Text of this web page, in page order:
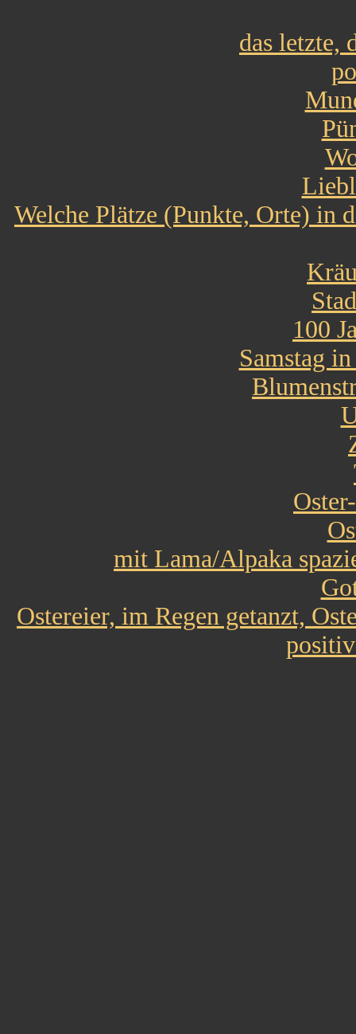
das letzte,
Welche Plätze (Punkte, Orte) in
100
Samstag
mit Lama/Alpaka
Ostereier, im Regen getanzt,